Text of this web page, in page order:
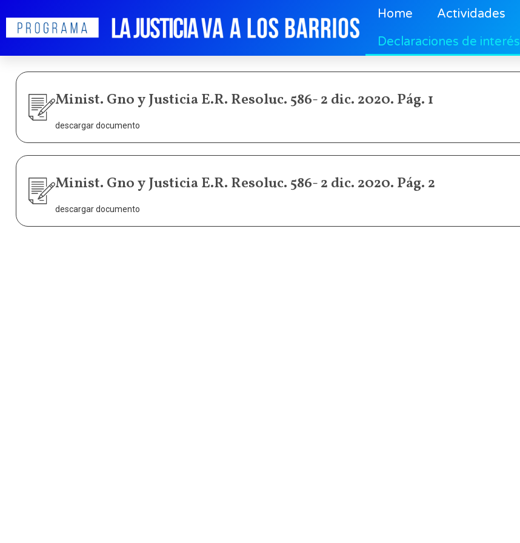
Home Actividades
Declaraciones de interés
Minist. Gno y Justicia E.R. Resoluc. 586- 2 dic. 2020. Pág. 1
descargar documento
Minist. Gno y Justicia E.R. Resoluc. 586- 2 dic. 2020. Pág. 2
descargar documento